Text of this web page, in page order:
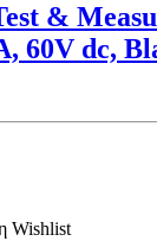
&
60V dc,
Wishlist